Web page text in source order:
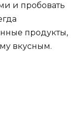
и пробовать
продукты,
вкусным.